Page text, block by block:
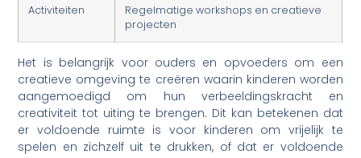
Activiteiten
Regelmatige workshops en creatieve
projecten
Het is belangrijk voor ouders en opvoeders om een
creatieve omgeving te creëren waarin kinderen worden
aangemoedigd om hun verbeeldingskracht en
creativiteit tot uiting te brengen. Dit kan betekenen dat
er voldoende ruimte is voor kinderen om vrijelijk te
spelen en zichzelf uit te drukken, of dat er voldoende